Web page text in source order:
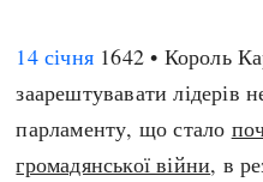
14 січня 1642 • Король
заарештувавати лідерів
парламенту, що стало
громадянської війни, в